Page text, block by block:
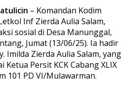
– Komandan Kodim
Inf Zierda Aulia Salam,
sosial di Desa Manunggal,
Jumat (13/06/25). Ia hadir
Imilda Zierda Aulia Salam, yang
Ketua Persit KCK Cabang XLIX
101 PD VI/Mulawarman.